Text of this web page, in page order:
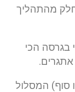
מהתהליך
בגרסה הכי
סוף) המסלול